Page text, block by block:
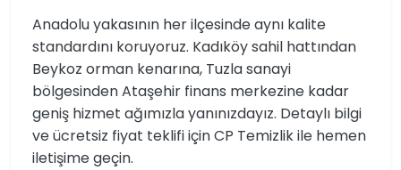
Anadolu yakasının her ilçesinde aynı kalite
standardını koruyoruz. Kadıköy sahil hattından
Beykoz orman kenarına, Tuzla sanayi
bölgesinden Ataşehir finans merkezine kadar
geniş hizmet ağımızla yanınızdayız. Detaylı bilgi
ve ücretsiz fiyat teklifi için CP Temizlik ile hemen
iletişime geçin.